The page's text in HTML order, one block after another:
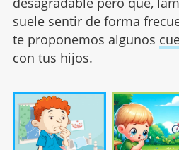
suele sentir de forma
te proponemos algunos
con tus hijos.